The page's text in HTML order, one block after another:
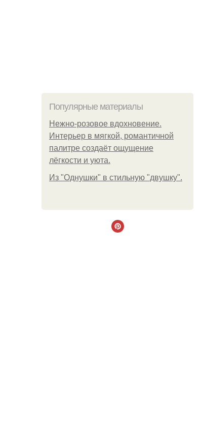
Популярные материалы
Нежно-розовое вдохновение.
Интерьер в мягкой, романтичной
палитре создаёт ощущение
лёгкости и уюта.
Из "Однушки" в стильную "двушку".